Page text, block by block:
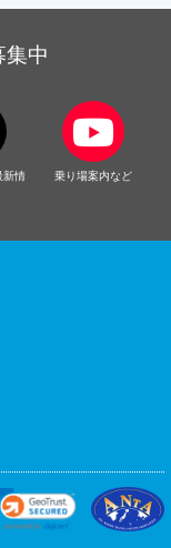
集中
新情
乗り場案内など